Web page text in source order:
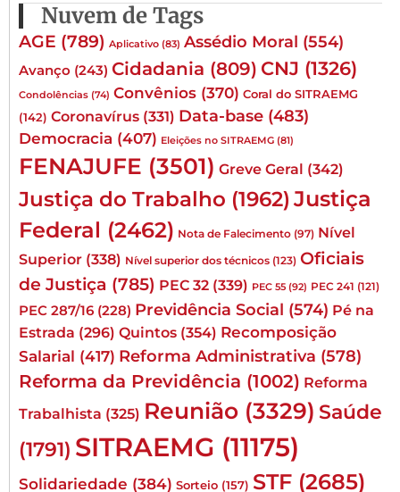
Nuvem de Tags
AGE (789) Aplicativo (83) Assédio Moral (554)
Avanço (243) Cidadania (809) CNJ (1326)
Condolências (74) Convênios (370) Coral do SITRAEMG
(142) Coronavírus (331) Data-base (483)
Democracia (407) Eleições no SITRAEMG (81)
FENAJUFE (3501) Greve Geral (342)
Justiça do Trabalho (1962) Justiça
Federal (2462) Nota de Falecimento (97) Nível
Superior (338) Nível superior dos técnicos (123) Oficiais
de Justiça (785) PEC 32 (339) PEC 55 (92) PEC 241 (121)
PEC 287/16 (228) Previdência Social (574) Pé na
Estrada (296) Quintos (354) Recomposição
Salarial (417) Reforma Administrativa (578)
Reforma da Previdência (1002) Reforma
Trabalhista (325) Reunião (3329) Saúde
(1791) SITRAEMG (11175)
Solidariedade (384) Sorteio (157) STF (2685)